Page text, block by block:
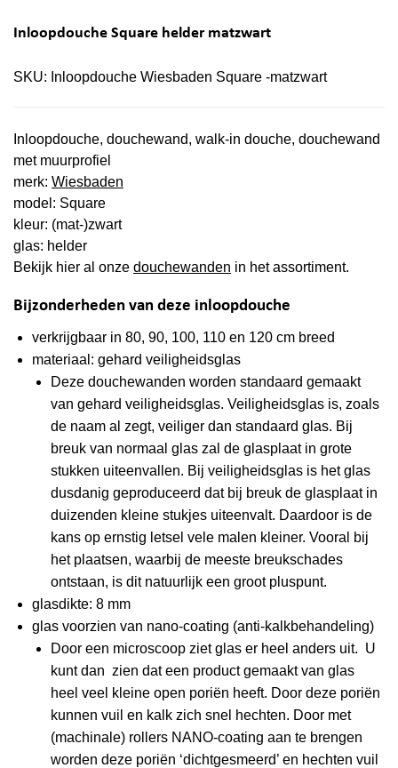
Inloopdouche Square helder matzwart
SKU: Inloopdouche Wiesbaden Square -matzwart
Inloopdouche, douchewand, walk-in douche, douchewand
met muurprofiel
merk: Wiesbaden
model: Square
kleur: (mat-)zwart
glas: helder
Bekijk hier al onze douchewanden in het assortiment.
Bijzonderheden van deze inloopdouche
verkrijgbaar in 80, 90, 100, 110 en 120 cm breed
materiaal: gehard veiligheidsglas
Deze douchewanden worden standaard gemaakt
van gehard veiligheidsglas. Veiligheidsglas is, zoals
de naam al zegt, veiliger dan standaard glas. Bij
breuk van normaal glas zal de glasplaat in grote
stukken uiteenvallen. Bij veiligheidsglas is het glas
dusdanig geproduceerd dat bij breuk de glasplaat in
duizenden kleine stukjes uiteenvalt. Daardoor is de
kans op ernstig letsel vele malen kleiner. Vooral bij
het plaatsen, waarbij de meeste breukschades
ontstaan, is dit natuurlijk een groot pluspunt.
glasdikte: 8 mm
glas voorzien van nano-coating (anti-kalkbehandeling)
Door een microscoop ziet glas er heel anders uit. U
kunt dan zien dat een product gemaakt van glas
heel veel kleine open poriën heeft. Door deze poriën
kunnen vuil en kalk zich snel hechten. Door met
(machinale) rollers NANO-coating aan te brengen
worden deze poriën ‘dichtgesmeerd’ en hechten vuil